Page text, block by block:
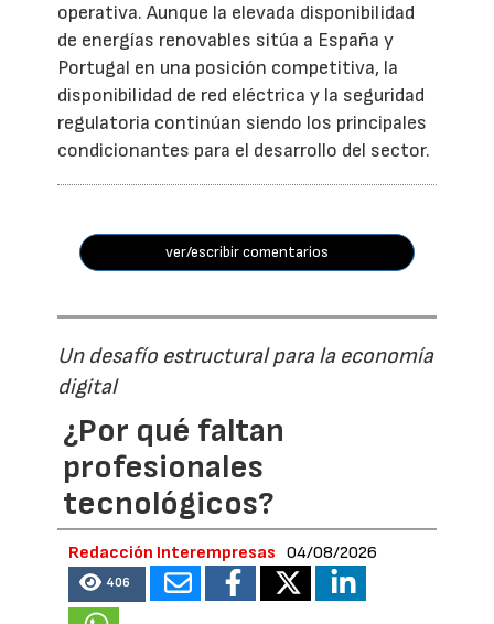
operativa. Aunque la elevada disponibilidad
de energías renovables sitúa a España y
Portugal en una posición competitiva, la
disponibilidad de red eléctrica y la seguridad
regulatoria continúan siendo los principales
condicionantes para el desarrollo del sector.
ver/escribir comentarios
Un desafío estructural para la economía
digital
¿Por qué faltan
profesionales
tecnológicos?
Redacción Interempresas 04/08/2026
406